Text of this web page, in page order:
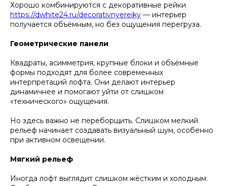
Хорошо комбинируются с декоративные рейки
https://dwhite24.ru/decorativnyereiky — интерьер
получается объёмным, но без ощущения перегруза.
Геометрические панели
Квадраты, асимметрия, крупные блоки и объёмные
формы подходят для более современных
интерпретаций лофта. Они делают интерьер
динамичнее и помогают уйти от слишком
«технического» ощущения.
Но здесь важно не переборщить. Слишком мелкий
рельеф начинает создавать визуальный шум, особенно
при активном освещении.
Мягкий рельеф
Иногда лофт выглядит слишком жёстким и холодным.